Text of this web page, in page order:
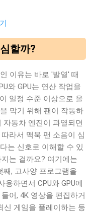
할까?
이유는 바로 '발열' 때
와 GPU는 연산 작업을
일정 수준 이상으로 올
막기 위해 팬이 작동하
자동차 엔진이 과열되면
라서 맥북 팬 소음이 심
는 신호로 이해할 수 있
는 걸까요? 여기에는
째, 고사양 프로그램을
하면서 CPU와 GPU에
어, 4K 영상을 편집하거
신 게임을 플레이하는 등